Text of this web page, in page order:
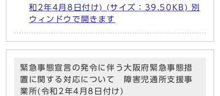
和2年4月8日付け) (サイズ：39.50KB) 別
ウィンドウで開きます
緊急事態宣言の発令に伴う大阪府緊急事態措
置に関する対応について 障害児通所支援事
業所(令和2年4月8日付け)